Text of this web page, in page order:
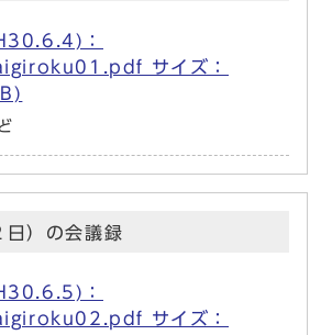
：
サイズ：
日）の会議録
：
サイズ：